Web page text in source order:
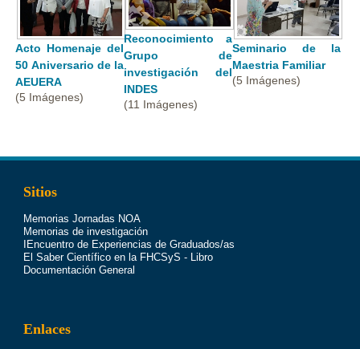
Acto Homenaje del
50 Aniversario de la
AEUERA
(5 Imágenes)
Reconocimiento a
Grupo de
investigación del
INDES
(11 Imágenes)
Seminario de la
Maestria Familiar
(5 Imágenes)
Sitios
Memorias Jornadas NOA
Memorias de investigación
IEncuentro de Experiencias de Graduados/as
El Saber Científico en la FHCSyS - Libro
Documentación General
Enlaces